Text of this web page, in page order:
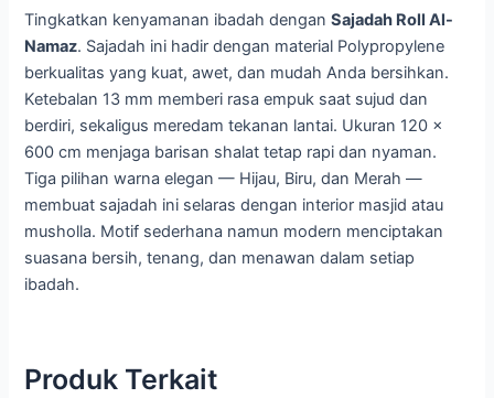
Tingkatkan kenyamanan ibadah denganSajadah Roll Al-
Namaz. Sajadah ini hadir dengan material Polypropylene
berkualitas yang kuat, awet, dan mudah Anda bersihkan.
Ketebalan 13 mm memberi rasa empuk saat sujud dan
berdiri, sekaligus meredam tekanan lantai. Ukuran 120 x
600 cm menjaga barisan shalat tetap rapi dan nyaman.
Tiga pilihan warna elegan — Hijau, Biru, dan Merah —
membuat sajadah ini selaras dengan interior masjid atau
musholla. Motif sederhana namun modern menciptakan
suasana bersih, tenang, dan menawan dalam setiap
ibadah.
Produk Terkait